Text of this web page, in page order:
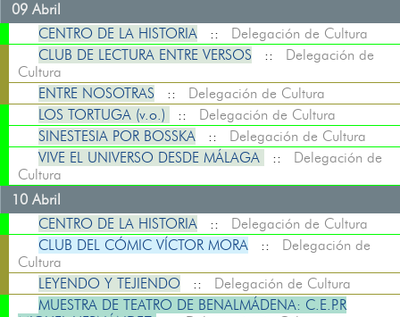
09 Abril
CENTRO DE LA HISTORIA :: Delegación de Cultura
CLUB DE LECTURA ENTRE VERSOS :: Delegación de
Cultura
ENTRE NOSOTRAS :: Delegación de Cultura
LOS TORTUGA (v.o.)
:: Delegación de Cultura
SINESTESIA POR BOSSKA :: Delegación de Cultura
VIVE EL UNIVERSO DESDE MÁLAGA
:: Delegación de
Cultura
10 Abril
CENTRO DE LA HISTORIA :: Delegación de Cultura
CLUB DEL CÓMIC VÍCTOR MORA :: Delegación de
Cultura
LEYENDO Y TEJIENDO :: Delegación de Cultura
MUESTRA DE TEATRO DE BENALMÁDENA: C.E.P.R